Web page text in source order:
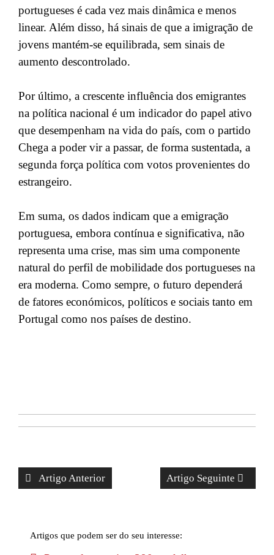
portugueses é cada vez mais dinâmica e menos
linear. Além disso, há sinais de que a imigração de
jovens mantém-se equilibrada, sem sinais de
aumento descontrolado.
Por último, a crescente influência dos emigrantes
na política nacional é um indicador do papel ativo
que desempenham na vida do país, com o partido
Chega a poder vir a passar, de forma sustentada, a
segunda força política com votos provenientes do
estrangeiro.
Em suma, os dados indicam que a emigração
portuguesa, embora contínua e significativa, não
representa uma crise, mas sim uma componente
natural do perfil de mobilidade dos portugueses na
era moderna. Como sempre, o futuro dependerá
de fatores económicos, políticos e sociais tanto em
Portugal como nos países de destino.
Artigo Anterior Artigo Seguinte
Artigos que podem ser do seu interesse: